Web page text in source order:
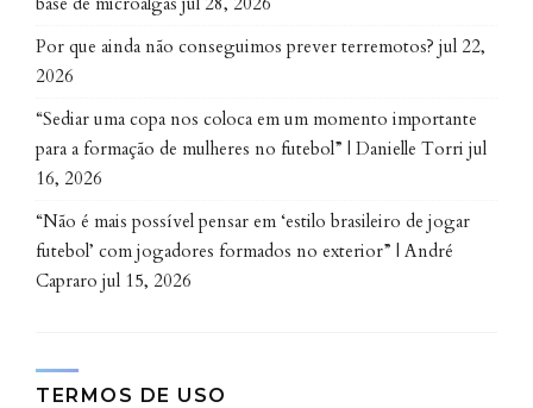
clínica dentro do ambiente escolar para examinar a
saúde bucal das crianças. Observou-se que 42% (255)
dos participantes apresentavam pelo menos um
dente cariado e que a média de dentes afetados pela
cárie chegava a quase dois. Além disso, 8% (48)
tinham ao menos um dente com lesões, pus, fístulas
ou envolvimento pulpar.
Quando há dor de dente, também
há chances de ocorrer problemas
A partir da relação dos dados obtidos pelos
Por que ainda não conseguimos prever terremotos? jul 22,
2026
“Sediar uma copa nos coloca em um momento importante
para a formação de mulheres no futebol” | Danielle Torri jul
16, 2026
“Não é mais possível pensar em ‘estilo brasileiro de jogar
futebol’ com jogadores formados no exterior” | André
Capraro jul 15, 2026
TERMOS DE USO